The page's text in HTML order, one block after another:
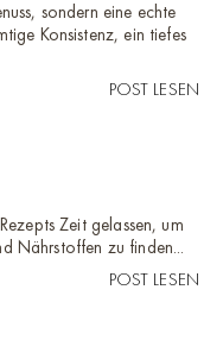
sondern eine echte
Konsistenz, ein tiefes
POST LESEN
Zeit gelassen, um
Nährstoffen zu finden...
POST LESEN